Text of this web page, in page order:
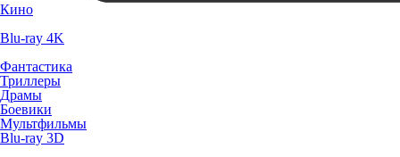
Кино
Blu-ray 4K
Фантастика
Триллеры
Драмы
Боевики
Мультфильмы
Blu-ray 3D